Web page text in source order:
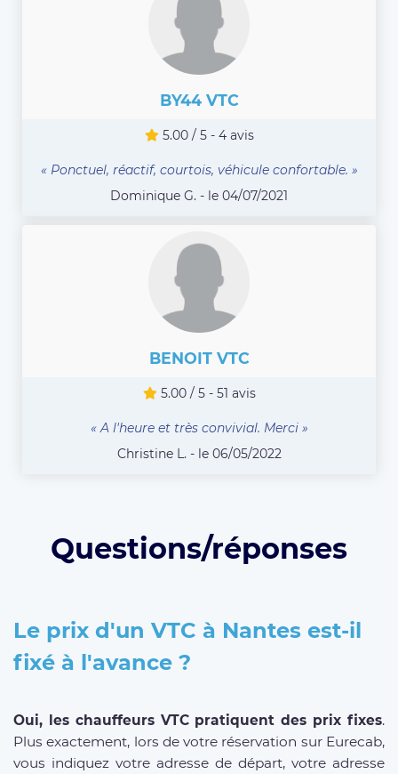
BY44 VTC
5.00 / 5 - 4 avis
« Ponctuel, réactif, courtois, véhicule confortable. »
Dominique G. - le 04/07/2021
BENOIT VTC
5.00 / 5 - 51 avis
« A l'heure et très convivial. Merci »
Christine L. - le 06/05/2022
Questions/réponses
Le prix d'un VTC à Nantes est-il
fixé à l'avance ?
Oui, les chauffeurs VTC pratiquent des prix fixes.
Plus exactement, lors de votre réservation sur Eurecab,
vous indiquez votre adresse de départ, votre adresse